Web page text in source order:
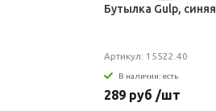
Бутылка Gulp, синяя
Артикул: 15522.40
В наличии: есть
289 руб /шт